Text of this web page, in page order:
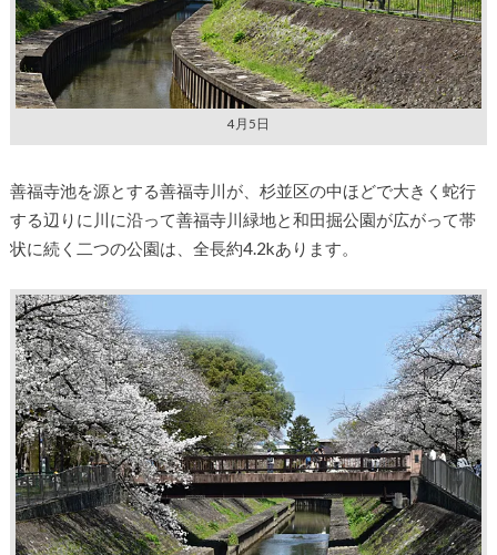
4月5日
善福寺池を源とする善福寺川が、杉並区の中ほどで大きく蛇行
する辺りに川に沿って善福寺川緑地と和田掘公園が広がって帯
状に続く二つの公園は、全長約4.2kあります。